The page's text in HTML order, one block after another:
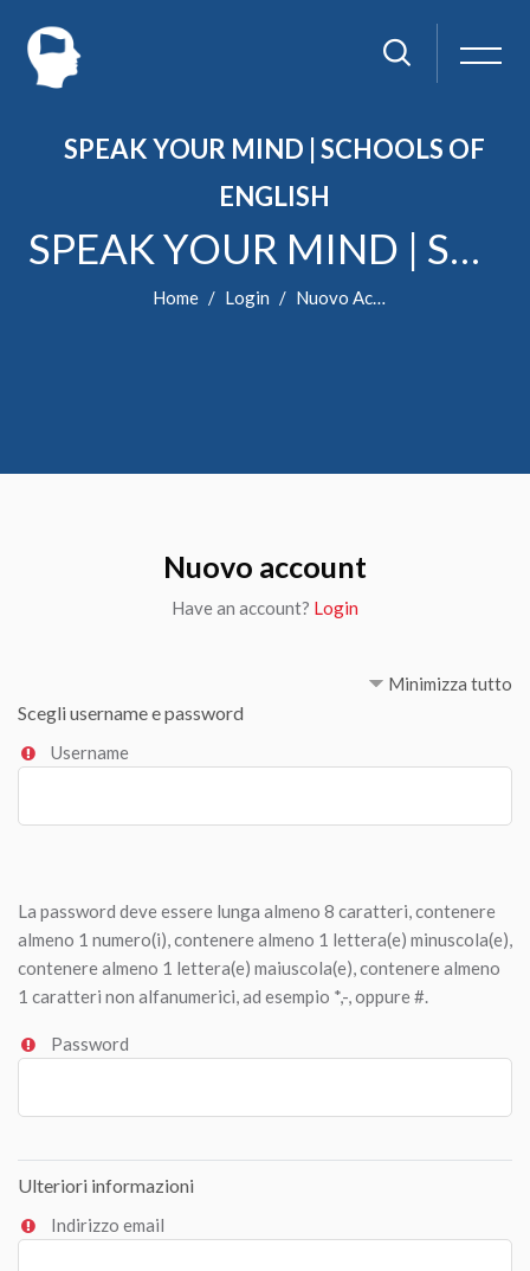
SPEAK YOUR MIND | SCHOOLS OF
ENGLISH
SPEAK YOUR MIND | SCHOOLS OF ENGLISH
Home Login Nuovo Account
Nuovo account
Have an account? Login
Minimizza tutto
Scegli username e password
Username
La password deve essere lunga almeno 8 caratteri, contenere
almeno 1 numero(i), contenere almeno 1 lettera(e) minuscola(e),
contenere almeno 1 lettera(e) maiuscola(e), contenere almeno
1 caratteri non alfanumerici, ad esempio *,-, oppure #.
Password
Ulteriori informazioni
Indirizzo email